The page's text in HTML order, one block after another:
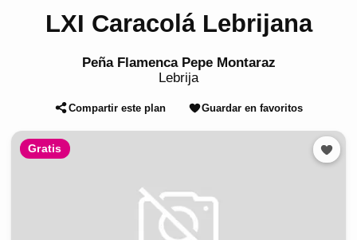
LXI Caracolá Lebrijana
Peña Flamenca Pepe Montaraz
Lebrija
Compartir este plan Guardar en favoritos
Gratis